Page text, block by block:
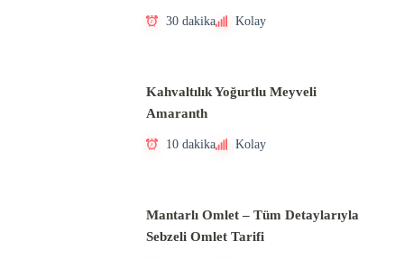
30 dakika Kolay
Kahvaltılık Yoğurtlu Meyveli
Amaranth
10 dakika Kolay
Mantarlı Omlet – Tüm Detaylarıyla
Sebzeli Omlet Tarifi